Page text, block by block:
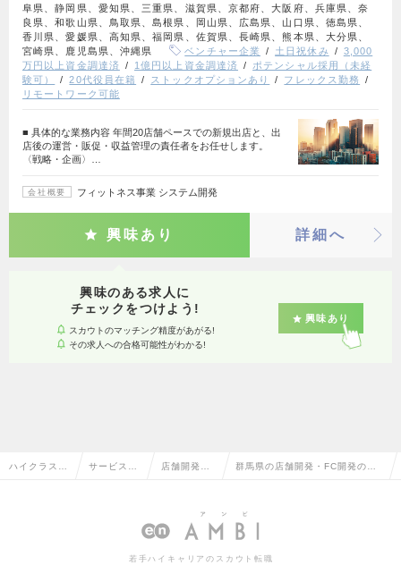
阜県、静岡県、愛知県、三重県、滋賀県、京都府、大阪府、兵庫県、奈
良県、和歌山県、鳥取県、島根県、岡山県、広島県、山口県、徳島県、
香川県、愛媛県、高知県、福岡県、佐賀県、長崎県、熊本県、大分県、
宮崎県、鹿児島県、沖縄県
ベンチャー企業 土日祝休み
3,000
万円以上資金調達済
1億円以上資金調達済
ポテンシャル採用（未経
験可）
20代役員在籍 ストックオプションあり
フレックス勤務
リモートワーク可能
■ 具体的な業務内容 年間20店舗ペースでの新規出店と、出
店後の運営・販促・収益管理の責任者をお任せします。
〈戦略・企画〉…
会社概要 フィットネス事業 システム開発
興味あり 詳細へ
興味のある求人に
チェックをつけよう!
スカウトのマッチング精度があがる!
その求人への合格可能性がわかる!
興味あり
ハイクラス求 サービス・ 店舗開発・F 群馬県の店舗開発・FC開発の転
若手ハイキャリアのスカウト転職